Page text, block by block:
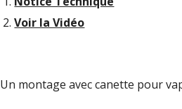
Voir la Vidéo
Un montage avec canette pour